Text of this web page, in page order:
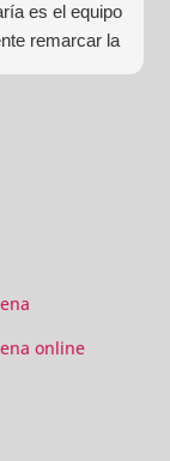
es el equipo
remarcar la
y
online